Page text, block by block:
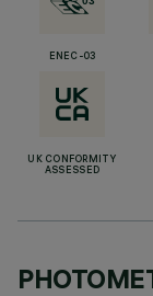
ENEC-03
UK CONFORMITY
ASSESSED